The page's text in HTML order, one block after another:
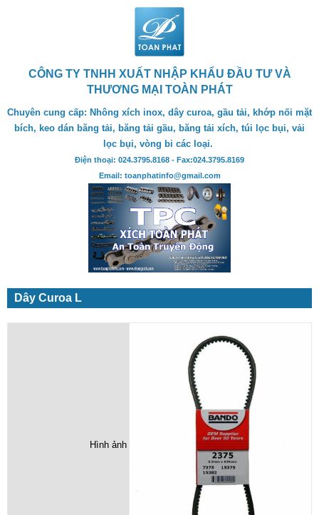
CÔNG TY TNHH XUẤT NHẬP KHẨU ĐẦU TƯ VÀ
THƯƠNG MẠI TOÀN PHÁT
Chuyên cung cấp: Nhông xích inox, dây curoa, gầu tải, khớp nối mặt
bích, keo dán băng tải, băng tải gầu, băng tải xích, túi lọc bụi, vải
lọc bụi, vòng bi các loại.
Điện thoại: 024.3795.8168 - Fax:024.3795.8169
Email: toanphatinfo@gmail.com
Dây Curoa L
Hình ảnh